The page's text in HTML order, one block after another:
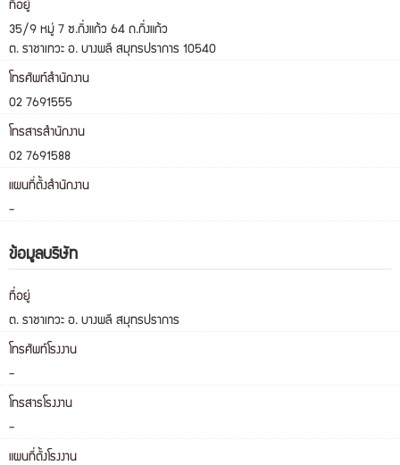
ที่อยู่
35/9 หมู่ 7 ซ.กิ่งแก้ว 64 ถ.กิ่งแก้ว
ต. ราชาเทวะ อ. บางพลี สมุทรปราการ 10540
โทรศัพท์สำนักงาน
02 7691555
โทรสารสำนักงาน
02 7691588
แผนที่ตั้งสำนักงาน
-
ข้อมูลบริษัท
ที่อยู่
ต. ราชาเทวะ อ. บางพลี สมุทรปราการ
โทรศัพท์โรงงาน
-
โทรสารโรงงาน
-
แผนที่ตั้งโรงงาน